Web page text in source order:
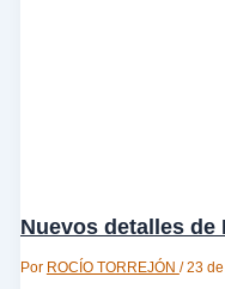
Nuevos detalles
Por ROCÍO TORREJÓN /23